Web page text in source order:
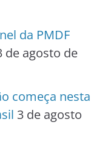
da PMDF
de agosto de
começa nesta
3 de agosto